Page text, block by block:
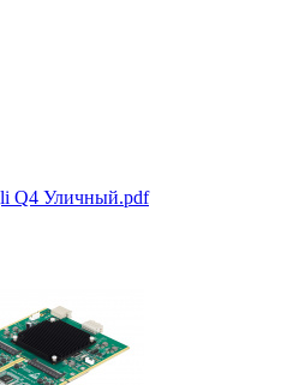
Q4 Уличный.pdf